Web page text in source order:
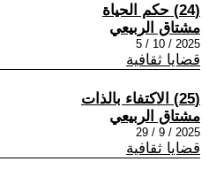
(24) حكم الحياة
مشتاق الربيعي
2025 / 10 / 5
قضايا ثقافية
(25) الاكتفاء بالذات
مشتاق الربيعي
2025 / 9 / 29
قضايا ثقافية